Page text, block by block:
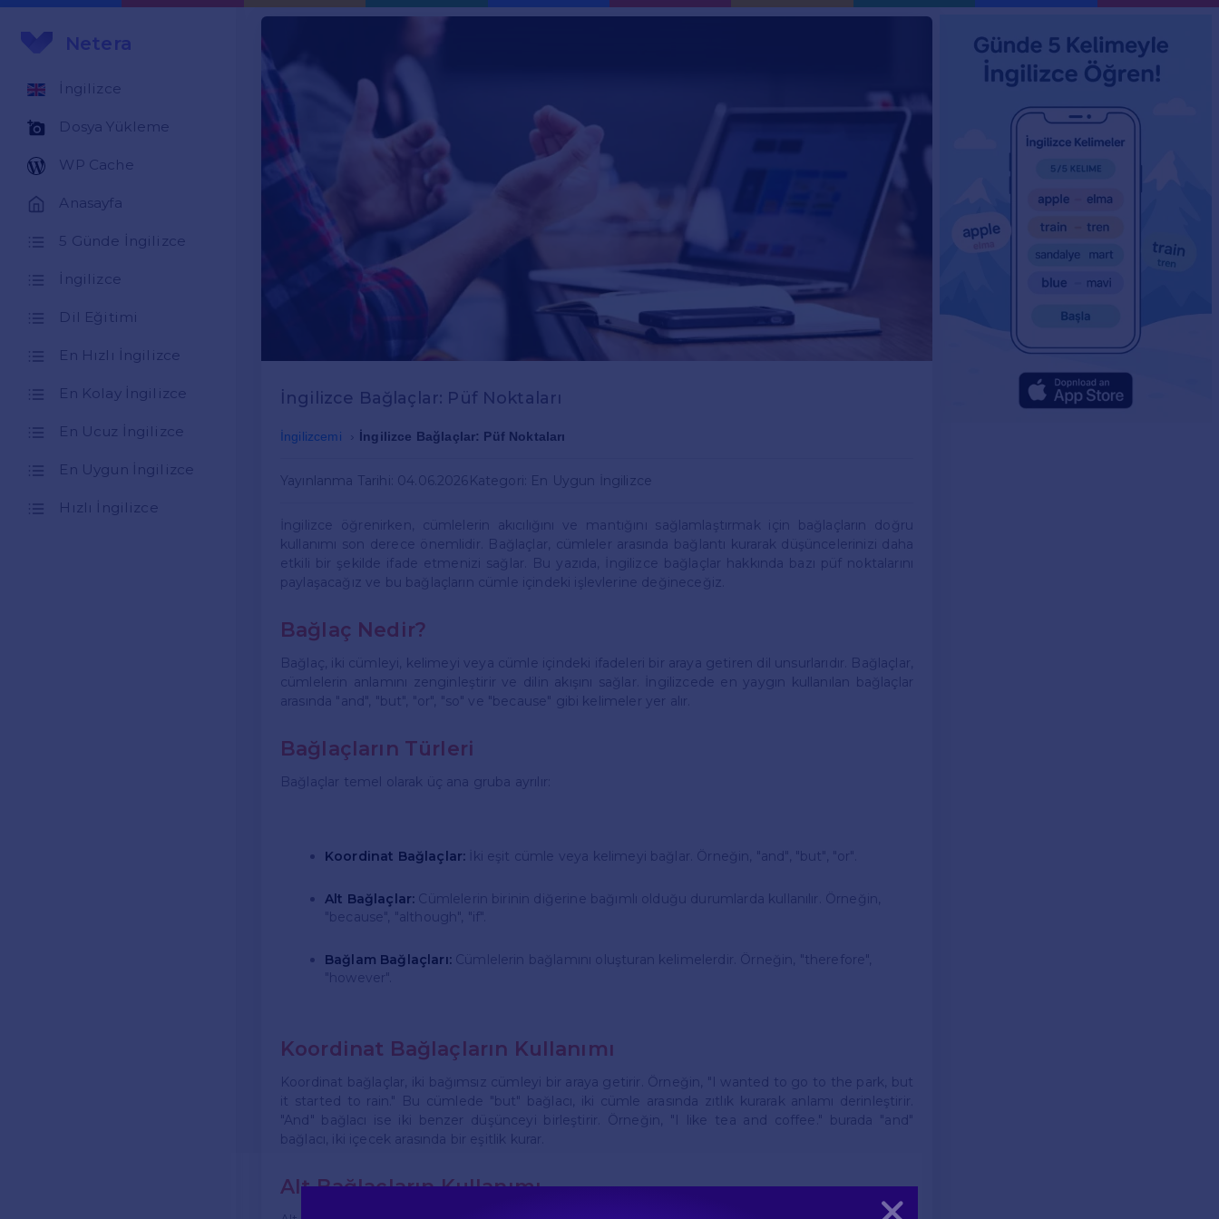
Netera
İngilizce
Dosya Yükleme
WP Cache
Anasayfa
5 Günde İngilizce
İngilizce
Dil Eğitimi
En Hızlı İngilizce
En Kolay İngilizce
En Ucuz İngilizce
En Uygun İngilizce
Hızlı İngilizce
İngilizce Bağlaçlar: Püf Noktaları
İngilizcemi İngilizce Bağlaçlar: Püf Noktaları
Yayınlanma Tarihi: 04.06.2026 Kategori: En Uygun İngilizce
İngilizce öğrenirken, cümlelerin akıcılığını ve mantığını sağlamlaştırmak için bağlaçların doğru
kullanımı son derece önemlidir. Bağlaçlar, cümleler arasında bağlantı kurarak düşüncelerinizi daha
etkili bir şekilde ifade etmenizi sağlar. Bu yazıda, İngilizce bağlaçlar hakkında bazı püf noktalarını
paylaşacağız ve bu bağlaçların cümle içindeki işlevlerine değineceğiz.
Bağlaç Nedir?
Bağlaç, iki cümleyi, kelimeyi veya cümle içindeki ifadeleri bir araya getiren dil unsurlarıdır. Bağlaçlar,
cümlelerin anlamını zenginleştirir ve dilin akışını sağlar. İngilizcede en yaygın kullanılan bağlaçlar
arasında "and", "but", "or", "so" ve "because" gibi kelimeler yer alır.
Bağlaçların Türleri
Bağlaçlar temel olarak üç ana gruba ayrılır:
Koordinat Bağlaçlar: İki eşit cümle veya kelimeyi bağlar. Örneğin, "and", "but", "or".
Alt Bağlaçlar: Cümlelerin birinin diğerine bağımlı olduğu durumlarda kullanılır. Örneğin,
"because", "although", "if".
Bağlam Bağlaçları:Cümlelerin bağlamını oluşturan kelimelerdir. Örneğin, "therefore",
"however".
Koordinat Bağlaçların Kullanımı
Koordinat bağlaçlar, iki bağımsız cümleyi bir araya getirir. Örneğin, "I wanted to go to the park, but
it started to rain." Bu cümlede "but" bağlacı, iki cümle arasında zıtlık kurarak anlamı derinleştirir.
"And" bağlacı ise iki benzer düşünceyi birleştirir. Örneğin, "I like tea and coffee." burada "and"
bağlacı, iki içecek arasında bir eşitlik kurar.
Alt Bağlaçların Kullanımı
Kapat